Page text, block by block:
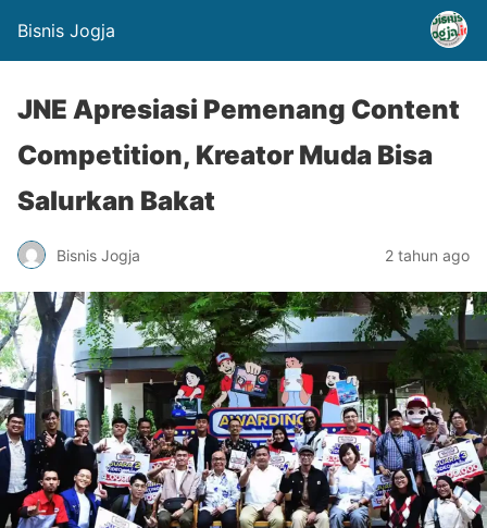
Bisnis Jogja
JNE Apresiasi Pemenang Content
Competition, Kreator Muda Bisa
Salurkan Bakat
Bisnis Jogja 2 tahun ago